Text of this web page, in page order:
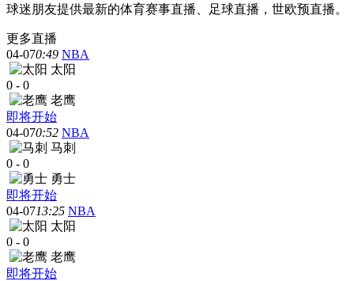
球迷朋友提供最新的体育赛事直播、足球直播，世欧预直播。
更多直播
04-070:49 NBA
太阳
0 - 0
老鹰
即将开始
04-070:52 NBA
马刺
0 - 0
勇士
即将开始
04-0713:25 NBA
太阳
0 - 0
老鹰
即将开始